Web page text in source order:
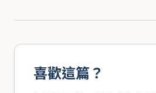
喜歡這篇？